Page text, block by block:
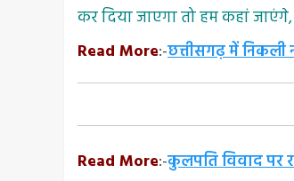
कर दिया जाएगा तो हम कहां
Read More:-छत्तीसगढ़ में निकली
Read More:-कुलपति विवाद पर